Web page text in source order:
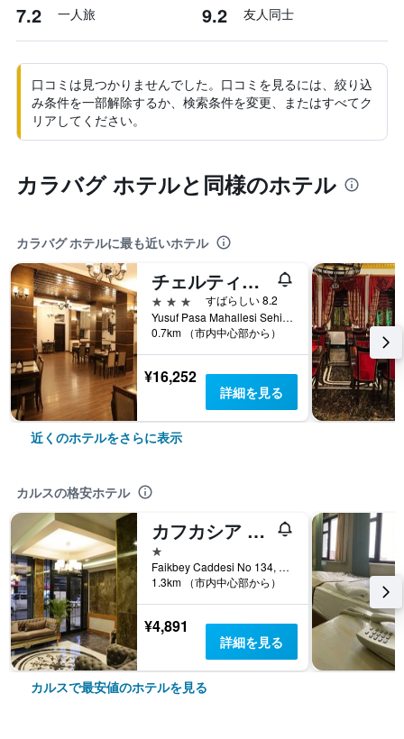
7.2 一人旅 9.2 友人同士
口コミは見つかりませんでした。口コミを見るには、絞り込
み条件を一部解除するか、検索条件を変更、またはすべてク
リアしてください。
カラバグ ホテルと同様のホテル
カラバグ ホテルに最も近いホテル
チェルティコフ ホテル
3つ星
すばらしい 8.2
Yusuf Pasa Mahallesi Sehit Hulusi Aytekin Caddesi No:63 Kars / Merkez, カルス, トルコ
0.7km （市内中心部から）
¥16,252
詳細を見る
近くのホテルをさらに表示
カルスの格安ホテル
カフカシア ホテル
1つ星
Faikbey Caddesi No 134, カルス, トルコ
1.3km （市内中心部から）
¥4,891
詳細を見る
カルスで最安値のホテルを見る